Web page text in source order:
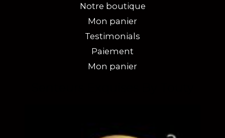
Notre boutique
Mon panier
Testimonials
Paiement
Mon panier